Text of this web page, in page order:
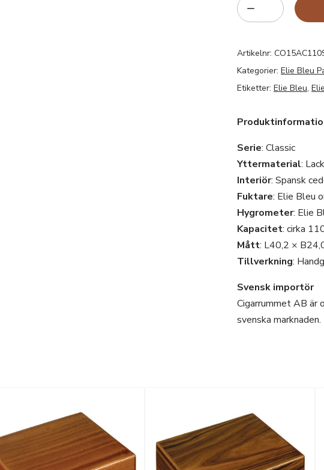
Artikelnr:
Kategorier: Elie Bleu
Etiketter: Elie Bleu,
Serie: Classic
Yttermaterial:
Interiör: Spansk
Fuktare: Elie Bleu
Hygrometer: Elie
Kapacitet: cirka
Mått: L40,2 ×
Tillverkning:
Svensk importör
Cigarrummet AB är
svenska marknaden.